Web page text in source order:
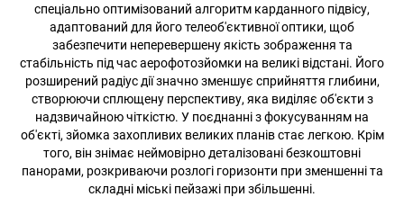
спеціально оптимізований алгоритм карданного підвісу,
адаптований для його телеоб'єктивної оптики, щоб
забезпечити неперевершену якість зображення та
стабільність під час аерофотозйомки на великі відстані. Його
розширений радіус дії значно зменшує сприйняття глибини,
створюючи сплющену перспективу, яка виділяє об'єкти з
надзвичайною чіткістю. У поєднанні з фокусуванням на
об'єкті, зйомка захопливих великих планів стає легкою. Крім
того, він знімає неймовірно деталізовані безкоштовні
панорами, розкриваючи розлогі горизонти при зменшенні та
складні міські пейзажі при збільшенні.